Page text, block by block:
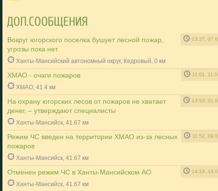
Вокруг югорского поселка бушует лесной пожар,
угрозы пока нет
13:27,
Ханты-Мансийский автономный округ, Кедровый, 0 км
ХМАО - очаги пожаров 11:01,
ХМАО, 41.4 км
На охрану югорских лесов от пожаров не хватает
денег, – утверждают специалисты
13:53,
Ханты-Мансийск, 41.67 км
Режим ЧС введен на территории ХМАО из-за лесных
пожаров
11:52,
Ханты-Мансийск, 41.67 км
Отменен режим ЧС в Ханты-Мансийском АО 14:19,
Ханты-Мансийск, 41.67 км